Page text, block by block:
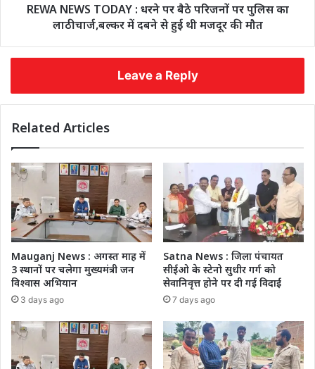
REWA NEWS TODAY : धरने पर बैठे परिजनों पर पुलिस का
लाठीचार्ज,बल्कर में दबने से हुई थी मजदूर की मौत
Leave a Reply
Related Articles
Mauganj News : अगस्त माह में
3 स्थानों पर चलेगा मुख्यमंत्री जन
विश्वास अभियान
3 days ago
Satna News : जिला पंचायत
सीईओ के स्टेनो सुधीर गर्ग को
सेवानिवृत्त होने पर दी गई विदाई
7 days ago